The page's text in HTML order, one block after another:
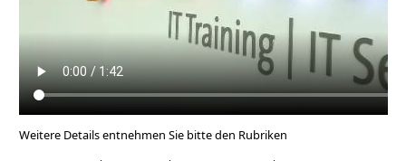
Weitere Details entnehmen Sie bitte den Rubriken